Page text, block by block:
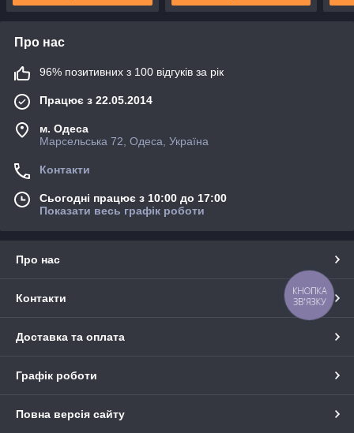
Про нас
96% позитивних з 100 відгуків за рік
Працює з 22.05.2014
м. Одеса
Марсельська 72, Одеса, Україна
Контакти
Сьогодні працює з 10:00 до 17:00
Показати весь графік роботи
Про нас
Контакти
Доставка та оплата
Графік роботи
Повна версія сайту
КНОПКА
ЗВ'ЯЗКУ